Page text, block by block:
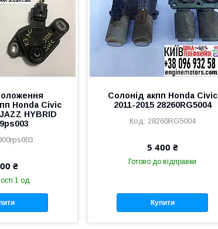
Honda Civic
HYBRID
₴
1 од.
Солонід акпп Honda Civic
2011-2015 28260RG5004
28260RG5004
5 400 ₴
Готово до відправки
Купити